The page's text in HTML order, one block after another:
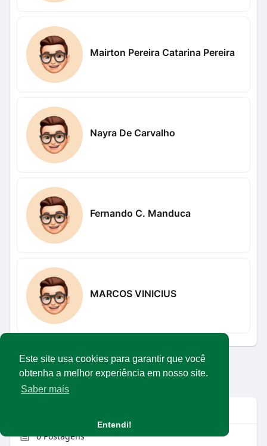
Este site usa cookies para garantir que você
obtenha a melhor experiência em nosso site.
Saber mais
Entendi!
Mairton Pereira Catarina Pereira
Nayra De Carvalho
Fernando C. Manduca
MARCOS VINICIUS
Carregar mais usuários
0Postagens